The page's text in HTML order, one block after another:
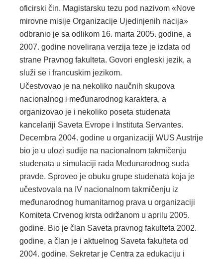
oficirski čin. Magistarsku tezu pod nazivom «Nove
mirovne misije Organizacije Ujedinjenih nacija»
odbranio je sa odlikom 16. marta 2005. godine, a
2007. godine novelirana verzija teze je izdata od
strane Pravnog fakulteta. Govori engleski jezik, a
služi se i francuskim jezikom.
Učestvovao je na nekoliko naučnih skupova
nacionalnog i međunarodnog karaktera, a
organizovao je i nekoliko poseta studenata
kancelariji Saveta Evrope i Instituta Servantes.
Decembra 2004. godine u organizaciji WUS Austrije
bio je u ulozi sudije na nacionalnom takmičenju
studenata u simulaciji rada Međunarodnog suda
pravde. Sproveo je obuku grupe studenata koja je
učestvovala na IV nacionalnom takmičenju iz
međunarodnog humanitarnog prava u organizaciji
Komiteta Crvenog krsta održanom u aprilu 2005.
godine. Bio je član Saveta pravnog fakulteta 2002.
godine, a član je i aktuelnog Saveta fakulteta od
2004. godine. Sekretar je Centra za edukaciju i